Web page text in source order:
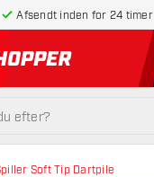
Afsendt inden for 24 timer
tilbage til forsiden
Soft Tip Dartpile